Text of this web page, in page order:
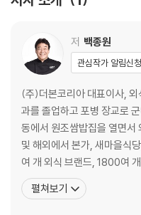
볶음라면
탄탄면
액젓라면
우유라면
라면전
·밥류
마파두부덮밥
김치냄비밥
태국식파인애플볶음밥
하와이안주먹밥
저 백종원
관심작가 알림신청
(주)더본코리아 대표이사, 외식경영전문가
과를 졸업하고 포병 장교로
동에서 원조쌈밥집을 열면서
및 해외에서 본가, 새마을식
여 개 외식 브랜드, 1800여
본, 호주, 싱가포르, 인도네
남, 태국에도 진출해 한식을
펼쳐보기